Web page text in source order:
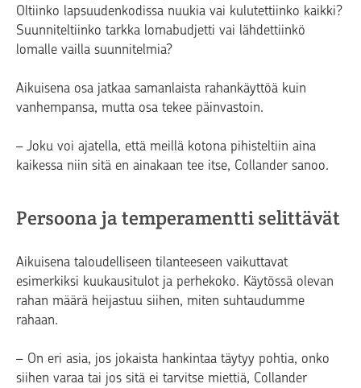
Oltiinko lapsuudenkodissa nuukia vai kulutettiinko kaikki?
Suunniteltiinko tarkka lomabudjetti vai lähdettiinkö
lomalle vailla suunnitelmia?
Aikuisena osa jatkaa samanlaista rahankäyttöä kuin
vanhempansa, mutta osa tekee päinvastoin.
– Joku voi ajatella, että meillä kotona pihisteltiin aina
kaikessa niin sitä en ainakaan tee itse, Collander sanoo.
Persoona ja temperamentti selittävät
Aikuisena taloudelliseen tilanteeseen vaikuttavat
esimerkiksi kuukausitulot ja perhekoko. Käytössä olevan
rahan määrä heijastuu siihen, miten suhtaudumme
rahaan.
– On eri asia, jos jokaista hankintaa täytyy pohtia, onko
siihen varaa tai jos sitä ei tarvitse miettiä, Collander